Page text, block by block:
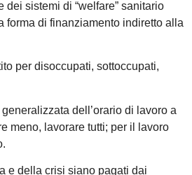
dei sistemi di “welfare” sanitario
forma di finanziamento indiretto alla
per disoccupati, sottoccupati,
dell’orario di lavoro a
meno, lavorare tutti; per il lavoro
e della crisi siano pagati dai